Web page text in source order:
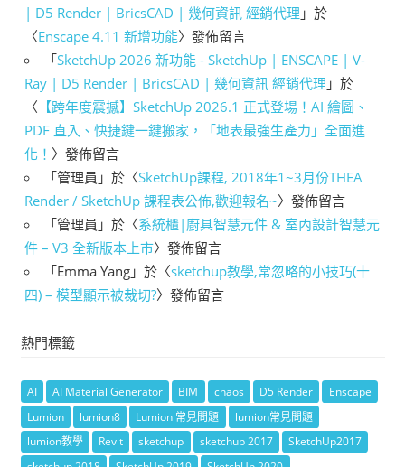
| D5 Render | BricsCAD | 幾何資訊 經銷代理 」於
〈Enscape 4.11 新增功能〉發佈留言
「SketchUp 2026 新功能 - SketchUp | ENSCAPE | V-
Ray | D5 Render | BricsCAD | 幾何資訊 經銷代理 」於
〈 【跨年度震撼】SketchUp 2026.1 正式登場！AI 繪圖、
PDF 直入、快捷鍵一鍵搬家，「地表最強生產力」全面進
化！ 〉發佈留言
「管理員 」於〈SketchUp課程, 2018年1~3月份THEA
Render / SketchUp 課程表公佈,歡迎報名~〉發佈留言
「管理員 」於〈系統櫃|廚具智慧元件 & 室內設計智慧元
件 – V3 全新版本上市〉發佈留言
「Emma Yang 」於〈sketchup教學,常忽略的小技巧(十
四) – 模型顯示被裁切?〉發佈留言
熱門標籤
AI AI Material Generator BIM chaos D5 Render
Enscape
Lumion
lumion8 Lumion 常見問題
lumion常見問題
lumion教學
Revit sketchup sketchup 2017
SketchUp2017